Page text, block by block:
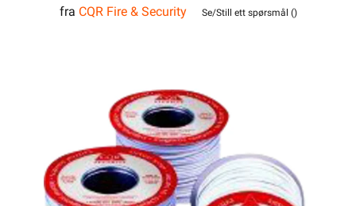
leder
fra CQR Fire & Security Se/Still ett spørsmål ()